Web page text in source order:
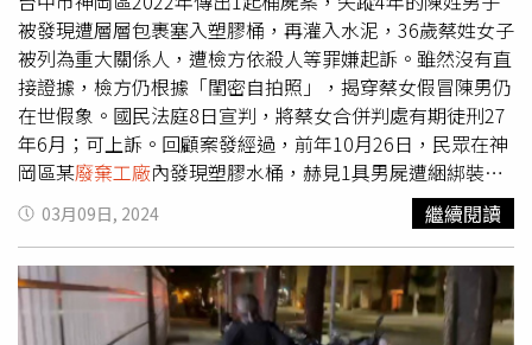
公路通行受阻，位在宜蘭的他們只能繞了台灣將近一圈到花
蓮，上次剛拆完天王星大樓回到宜蘭，沒想到這次又被找回
來拆除，光來回一趟載運2台大鋼牙的運費就要10幾萬，加
上配件等，來回一趟需要花費破百萬。
被發現遭層層包裹塞入塑膠桶，再灌入水泥，36歲蔡姓女子
被列為重大關係人，遭檢方依殺人等罪嫌起訴。雖然沒有直
接證據，檢方仍根據「閨密自拍照」，揭穿蔡女假冒陳男仍
在世假象。國民法庭8日宣判，將蔡女合併判處有期徒刑27
年6月；可上訴。回顧案發經過，前年10月26日，民眾在神
岡區某廢棄工廠內發現塑膠水桶，赫見1具男屍遭綑綁裝
袋，再塞進桶中灌入水泥，震驚社會。警方查出，死者是失
蹤4年的陳男，廠房承租人則是死者生前的女友蔡女，2人於
2009年3月一起過夜後，陳男便人間蒸發；蔡女辯稱當天早
上自行離去，對陳男下落完全不知情。據了解，蔡女是酒店
小姐，與陳男有債務糾紛，她曾於男方消失後使用其手機傳
03月09日, 2024 繼續閱讀